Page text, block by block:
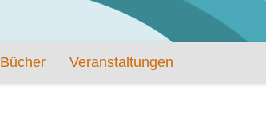
Bücher Veranstaltungen